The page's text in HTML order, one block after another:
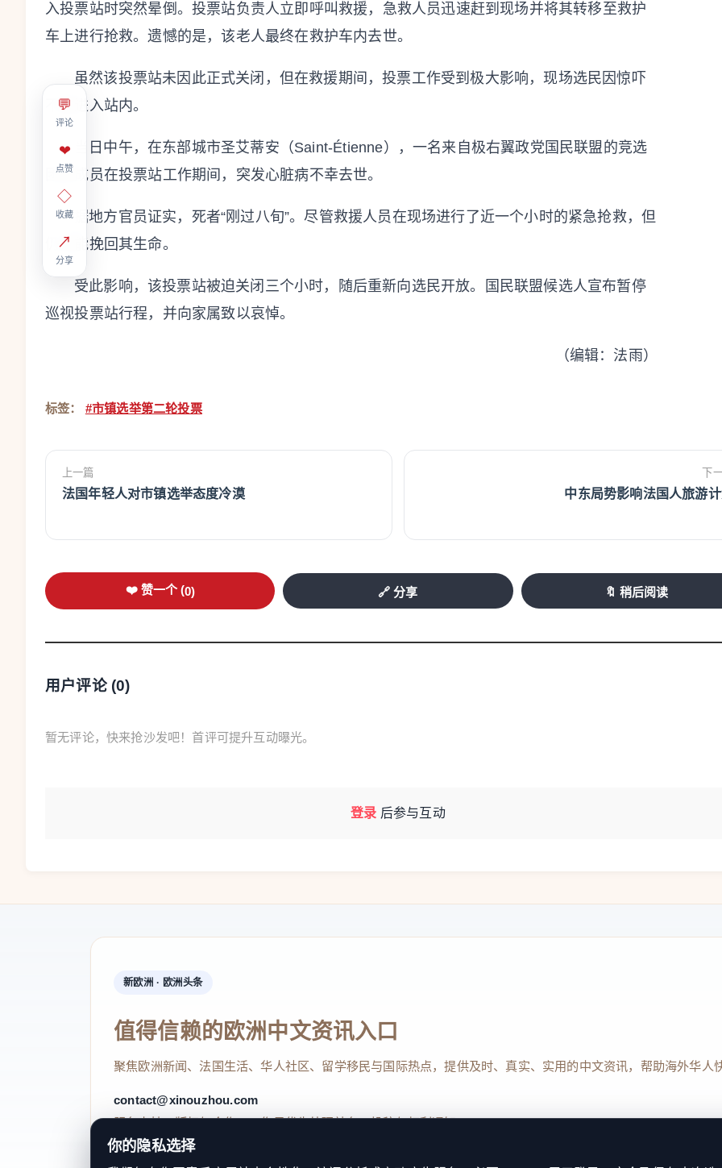
💬
评论
❤
点赞
◇
收藏
↗
分享
入投票站时突然晕倒。投票站负责人立即呼叫救援，急救人员迅速赶到现场并将其转移至救护
车上进行抢救。遗憾的是，该老人最终在救护车内去世。
虽然该投票站未因此正式关闭，但在救援期间，投票工作受到极大影响，现场选民因惊吓
不敢进入站内。
当日中午，在东部城市圣艾蒂安（Saint-Étienne），一名来自极右翼政党国民联盟的竞选
团队成员在投票站工作期间，突发心脏病不幸去世。
据地方官员证实，死者“刚过八旬”。尽管救援人员在现场进行了近一个小时的紧急抢救，但
仍未能挽回其生命。
受此影响，该投票站被迫关闭三个小时，随后重新向选民开放。国民联盟候选人宣布暂停
巡视投票站行程，并向家属致以哀悼。
（编辑：法雨）
标签： #市镇选举第二轮投票
上一篇
法国年轻人对市镇选举态度冷漠
下
中东局势影响法国人旅游
❤️ 赞一个 (0) 🔗 分享 🔖 稍后阅读
用户评论 (0)
暂无评论，快来抢沙发吧！首评可提升互动曝光。
登录 后参与互动
新欧洲 · 欧洲头条
值得信赖的欧洲中文资讯入口
聚焦欧洲新闻、法国生活、华人社区、留学移民与国际热点，提供及时、真实、实用的中文资讯，帮助海外华人
contact@xinouzhou.com
服务支持、版权与合作：工作日优先处理站务、投稿与权利通知
你的隐私选择